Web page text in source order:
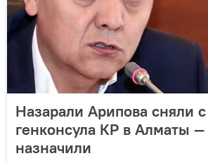
Назарали Арипова сняли
генконсула КР в Алматы —
назначили